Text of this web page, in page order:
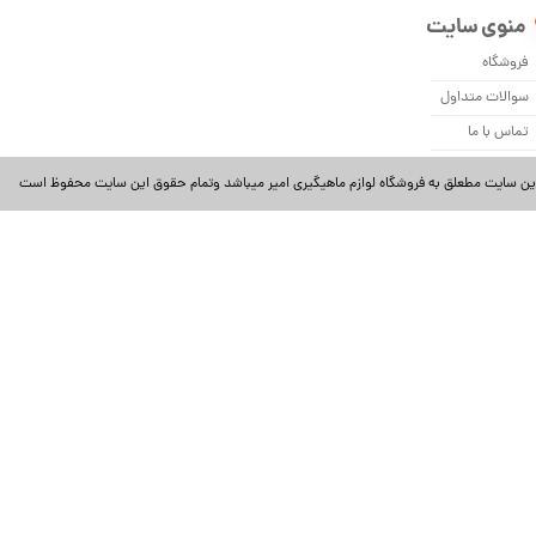
سایت مطعلق به فروشگاه لوازم ماهیگیری امیر میباشد وتمام حقوق این سایت محفوظ است
منوی سایت
فروشگاه
سوالات متداول
تماس با ما